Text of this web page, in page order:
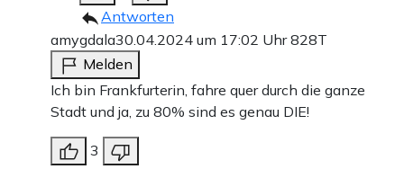
Antworten
amygdala30.04.2024 um 17:02 Uhr828T
Melden
Ich bin Frankfurterin, fahre quer durch die ganze
Stadt und ja, zu 80% sind es genau DIE!
3